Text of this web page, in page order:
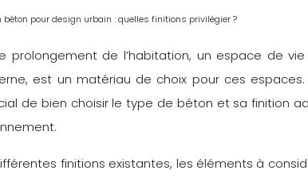
béton pour design urbain : quelles finitions privilégier ?
prolongement de l’habitation, un espace de
est un matériau de choix pour ces
de bien choisir le type de béton et sa
finitions existantes, les éléments à